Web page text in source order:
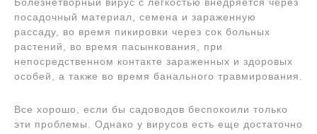
посадочный материал, семена и зараженную
рассаду, во время пикировки через сок больных
растений, во время пасынкования, при
непосредственном контакте зараженных и здоровых
особей, а также во время банального травмирования.
Все хорошо, если бы садоводов беспокоили только
эти проблемы. Однако у вирусов есть еще достаточно